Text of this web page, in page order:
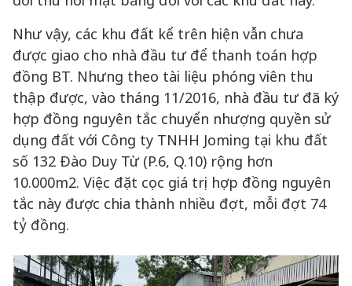
Như vậy, các khu đất kể trên hiện vẫn chưa
được giao cho nhà đầu tư để thanh toán hợp
đồng BT. Nhưng theo tài liệu phóng viên thu
thập được, vào tháng 11/2016, nhà đầu tư đã ký
hợp đồng nguyên tắc chuyển nhượng quyền sử
dụng đất với Công ty TNHH Joming tại khu đất
số 132 Đào Duy Từ (P.6, Q.10) rộng hơn
10.000m2. Việc đặt cọc giá trị hợp đồng nguyên
tắc này được chia thành nhiều đợt, mỗi đợt 74
tỷ đồng.